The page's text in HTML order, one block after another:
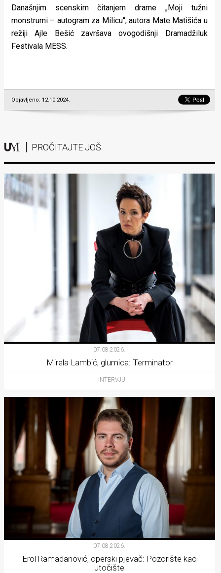
Današnjim scenskim čitanjem drame „Moji tužni
monstrumi – autogram za Milicu“, autora Mate Matišića u
režiji Ajle Bešić završava ovogodišnji Dramadžiluk
Festivala MESS.
Objavljeno: 12.10.2024.
PROČITAJTE JOŠ
07.08.2026.
Mirela Lambić, glumica: Terminator
INTERVJU
07.08.2026.
Erol Ramadanović, operski pjevač: Pozorište kao
utočište